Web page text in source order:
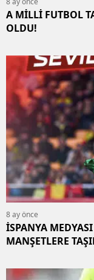
A MİLLİ FUTBOL
OLDU!
8 ay önce
İSPANYA
MANŞETLERE